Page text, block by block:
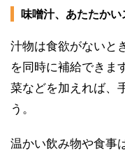
味噌汁、あたたかい
汁物は食欲がないと
を同時に補給できま
菜などを加えれば、
う。
温かい飲み物や食事